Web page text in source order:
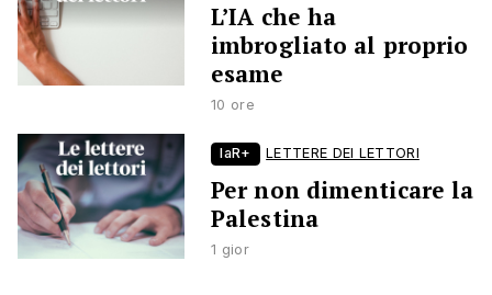
L’IA che ha
imbrogliato al proprio
esame
10 ore
laR+ LETTERE DEI LETTORI
Per non dimenticare la
Palestina
1 gior